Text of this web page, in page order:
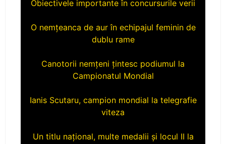
dublu rame
Campionatul Mondial
viteza
Campionatul Național Under 20